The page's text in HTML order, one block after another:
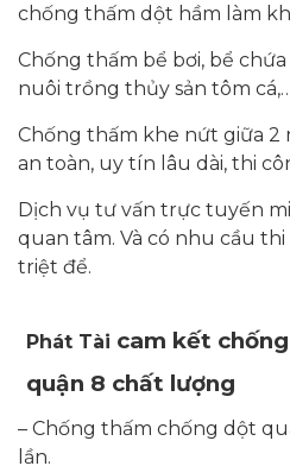
chống thấm dột hầm làm
Chống thấm bể bơi, bể
nuôi trồng thủy sản tôm
Chống thấm khe nứt giữa 2
an toàn, uy tín lâu dài, thi
Dịch vụ tư vấn trực tuyến
quan tâm. Và có nhu cầu
triệt để.
Phát Tài cam kết
quận 8 chất lượng
– Chống thấm chống dột
lần.